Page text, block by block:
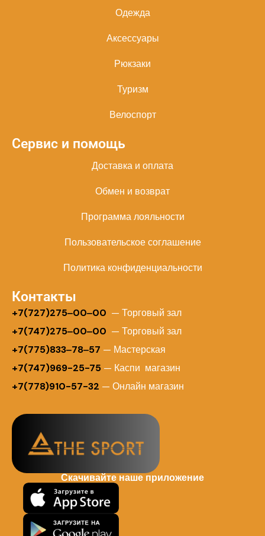
Одежда
Аксессуары
Рюкзаки
Туризм
Велоспорт
Сервис и помощь
Доставка и оплата
Обмен и возврат
Программа лояльности
Пользовательское соглашение
Политика конфиденциальности
Контакты
+7(727)275‒00‒00 — Торговый зал
+7(747)275‒00‒00 — Торговый зал
+7(775)833‒78‒57 — Мастерская
+7(747)969-25-75 — Каспи магазин
+7(778)910-57-32 — Онлайн магазин
Скачивайте наше приложение